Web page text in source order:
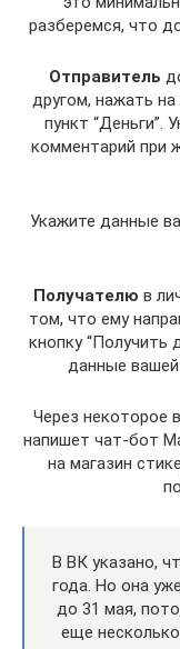
разберемся, что
Отправитель
другом, нажать
пункт “Деньги”.
комментарий при
Укажите данные
Получателю в
том, что ему
кнопку “Получить
данные
Через некоторое
напишет чат-бот
на магазин
В ВК указано,
года. Но она
до 31 мая,
еще